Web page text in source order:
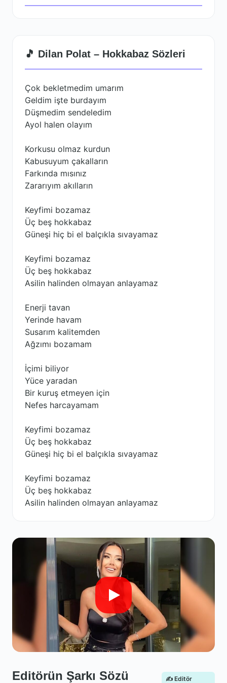
🎵 Dilan Polat – Hokkabaz Sözleri
Çok bekletmedim umarım
Geldim işte burdayım
Düşmedim sendeledim
Ayol halen olayım
Korkusu olmaz kurdun
Kabusuyum çakalların
Farkında mısınız
Zararıyım akılların
Keyfimi bozamaz
Üç beş hokkabaz
Güneşi hiç bi el balçıkla sıvayamaz
Keyfimi bozamaz
Üç beş hokkabaz
Asilin halinden olmayan anlayamaz
Enerji tavan
Yerinde havam
Susarım kalitemden
Ağzımı bozamam
İçimi biliyor
Yüce yaradan
Bir kuruş etmeyen için
Nefes harcayamam
Keyfimi bozamaz
Üç beş hokkabaz
Güneşi hiç bi el balçıkla sıvayamaz
Keyfimi bozamaz
Üç beş hokkabaz
Asilin halinden olmayan anlayamaz
Editörün Şarkı Sözü
✍️ Editör